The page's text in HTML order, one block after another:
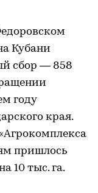
Кубани
сбор — 858
году
края.
пришлось
10 тыс. га.